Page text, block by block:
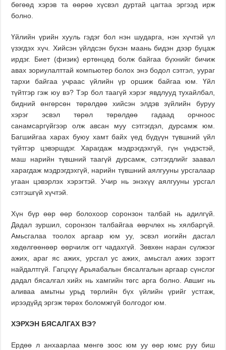
бөгөөд хэрэв та өөрөө хүсвэл дуртай цагтаа эргээд ирж
болно.
Үйлийн үрийн хууль гэдэг бол нэн шударга, нэн хүчтэй үл
үзэгдэх хүч. Хийсэн үйлдсэн бүхэн маань бидэн дээр буцаж
ирдэг. Биет (физик) ертөнцөд болж байгаа бүхнийг бичиж
авах зориулалттай компьютер болох энэ бодол сэтгэл, уураг
тархи байгаа учраас үйлийн үр оршиж байгаа юм. Үйл
түйтгэр гэж юу вэ? Тэр бол таагүй хэрэг явдлууд тухайлбал,
бидний өнгөрсөн төрөлдөө хийсэн элдэв зүйлийн буруу
хэрэг эсвэл төрөл төрөлдөө гадаад орчноос
санамсаргүйгээр олж авсан муу сэтгэгдэл, дурсамж юм.
Багшийгаа харах буюу хамт байх үед бүдүүн түвшний үйл
түйтгэр цэвэршдэг. Харагдаж мэдрэгдэхгүй, гүн үндэстэй,
маш нарийн түвшний таагүй дурсамж, сэтгэгдлийг заавал
харагдаж мэдрэгдэхгүй, нарийн түвшний аялгууны урсгалаар
угаан цэвэрлэх хэрэгтэй. Учир нь энэхүү аялгууны урсгал
сэтгэшгүй хүчтэй.
Хүн бүр өөр өөр болохоор соронзон талбай нь адилгүй.
Дадал зуршил, соронзон талбайгаа өөрчлөх нь хялбаргүй.
Амьсгалаа тоолох аргаар юм уу, эсвэл иогийн дасгал
хөдөлгөөнөөр өөрчилж огт чадахгүй. Зөвхөн наран сүлжээг
ажих, араг яс ажих, урсгал ус ажих, амьсгал ажих зэрэгт
найдалтгүй. Гагцхүү Арьяабалын бясалгалын аргаар сүнслэг
дадал бясалгал хийх нь хамгийн төгс арга болно. Авшиг нь
аливаа амьтны урьд төрлийн бүх үйлийн үрийг устгаж,
ирээдүйд эргэж төрөх боломжгүй болгодог юм.
ХЭРХЭН БЯСАЛГАХ ВЭ?
Ердөө л анхаарлаа мөнгө зоос юм уу өөр юмс руу биш